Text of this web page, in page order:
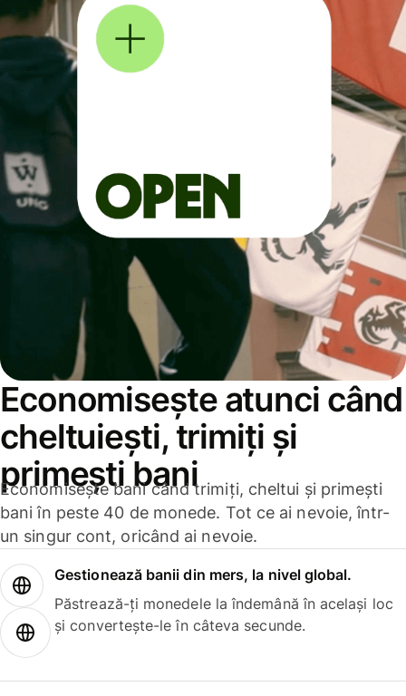
Economisește atunci când
cheltuiești, trimiți și
primești bani
Economisește bani când trimiți, cheltui și primești
bani în peste 40 de monede. Tot ce ai nevoie, într-
un singur cont, oricând ai nevoie.
Gestionează banii din mers, la nivel global.
Păstrează-ți monedele la îndemână în același loc
și convertește-le în câteva secunde.